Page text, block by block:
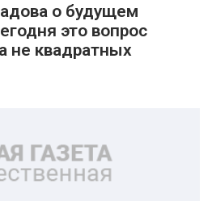
о будущем
это вопрос
не квадратных